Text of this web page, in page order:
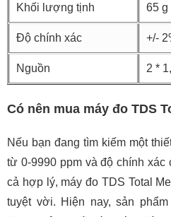
Khối lượng tịnh 65 g
Độ chính xác +/-
Nguồn 2 *
Có nên mua máy đo TDS
Nếu bạn đang tìm kiếm một
từ 0-9990 ppm và độ chính
cả hợp lý, máy đo TDS Total
tuyệt vời. Hiện nay, sản